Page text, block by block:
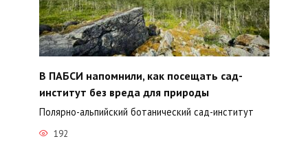
В ПАБСИ напомнили, как посещать сад-
институт без вреда для природы
Полярно-альпийский ботанический сад-институт
192